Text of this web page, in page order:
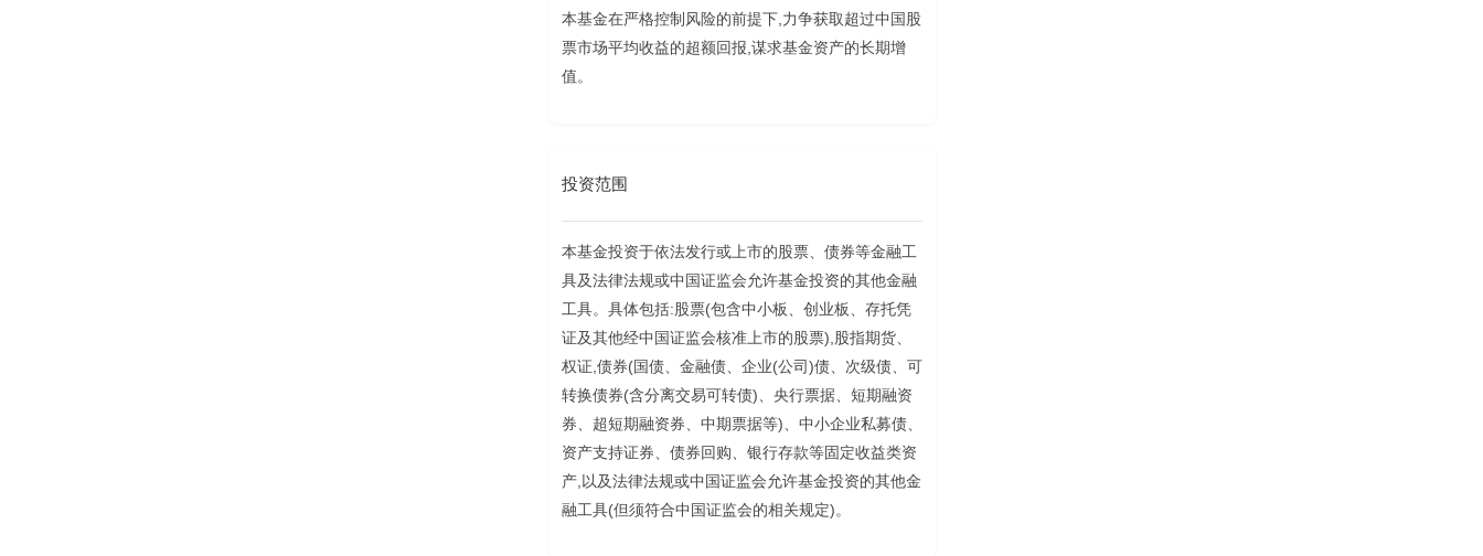
本基金在严格控制风险的前提下,力争获取超过中国股
票市场平均收益的超额回报,谋求基金资产的长期增
值。
投资范围
本基金投资于依法发行或上市的股票、债券等金融工
具及法律法规或中国证监会允许基金投资的其他金融
工具。具体包括:股票(包含中小板、创业板、存托凭
证及其他经中国证监会核准上市的股票),股指期货、
权证,债券(国债、金融债、企业(公司)债、次级债、可
转换债券(含分离交易可转债)、央行票据、短期融资
券、超短期融资券、中期票据等)、中小企业私募债、
资产支持证券、债券回购、银行存款等固定收益类资
产,以及法律法规或中国证监会允许基金投资的其他金
融工具(但须符合中国证监会的相关规定)。